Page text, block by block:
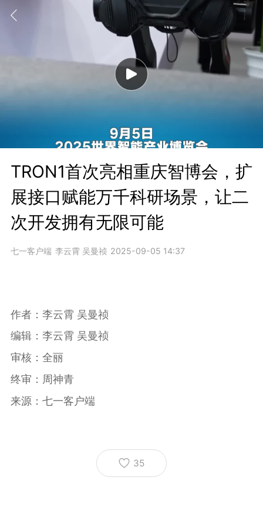
TRON1首次亮相重庆智博会，扩
展接口赋能万千科研场景，让二
次开发拥有无限可能
七一客户端 李云霄 吴曼祯 2025-09-05 14:37
作者：李云霄 吴曼祯
编辑：李云霄 吴曼祯
审核：全丽
终审：周神青
来源：七一客户端
35